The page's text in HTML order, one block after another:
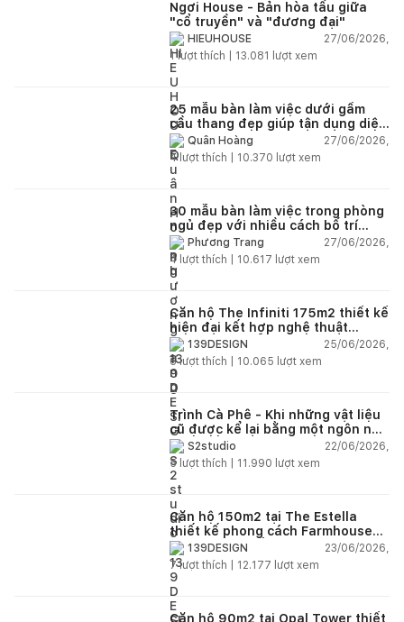
Ngơi House - Bản hòa tấu giữa
"cổ truyền" và "đương đại"
HIEUHOUSE
27/06/2026,
1lượt thích | 13.081 lượt xem
25 mẫu bàn làm việc dưới gầm
cầu thang đẹp giúp tận dụng diện
tích tưởng chừng bị bỏ quên
Quân Hoàng
27/06/2026,
4lượt thích | 10.370 lượt xem
30 mẫu bàn làm việc trong phòng
ngủ đẹp với nhiều cách bố trí
thông minh cho mọi diện tích
Phương Trang
27/06/2026,
4 lượt thích | 10.617 lượt xem
Căn hộ The Infiniti 175m2 thiết kế
hiện đại kết hợp nghệ thuật
Modern Art đầy cảm xúc
139DESIGN
25/06/2026,
6lượt thích | 10.065 lượt xem
Trình Cà Phê - Khi những vật liệu
cũ được kể lại bằng một ngôn ngữ
thiết kế mới
S2studio
22/06/2026,
5 lượt thích | 11.990 lượt xem
Căn hộ 150m2 tại The Estella
thiết kế phong cách Farmhouse
thanh lịch và ấm áp
139DESIGN
23/06/2026,
7lượt thích | 12.177 lượt xem
Căn hộ 90m2 tại Opal Tower thiết